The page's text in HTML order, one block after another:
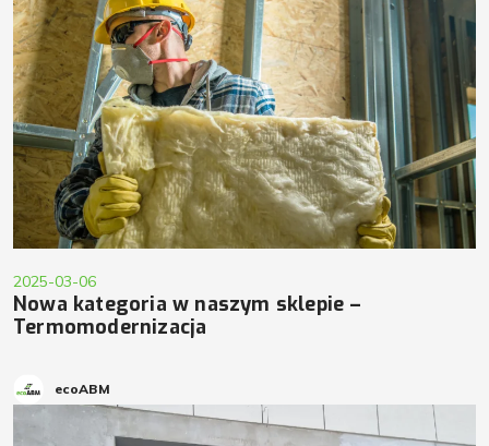
2025-03-06
Nowa kategoria w naszym sklepie –
Termomodernizacja
ecoABM